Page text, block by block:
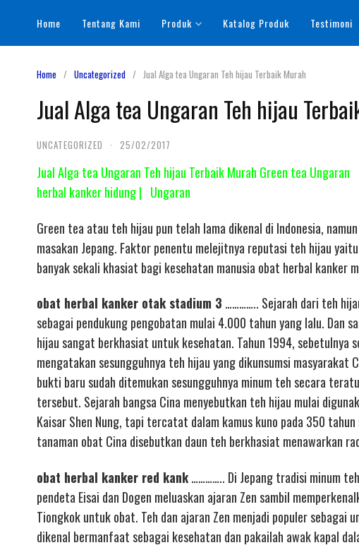
content
Home Tentang Kami Produk Katalog Produk Testimoni
Home Uncategorized Jual Alga tea Ungaran Teh hijau Terbaik Murah
Jual Alga tea Ungaran Teh hijau
UNCATEGORIZED · 25/02/2017
Jual Alga tea Ungaran Teh hijau Terbaik Murah Green tea
herbal kanker hidung | Ungaran
Green tea atau teh hijau pun telah lama dikenal di Indonesia,
masakan Jepang. Faktor penentu melejitnya reputasi teh hijau
banyak sekali khasiat bagi kesehatan manusia obat herbal kanker
obat herbal kanker otak stadium 3 ………….. Sejarah dari teh
sebagai pendukung pengobatan mulai 4.000 tahun yang lalu. Dan
hijau sangat berkhasiat untuk kesehatan. Tahun 1994,
mengatakan sesungguhnya teh hijau yang dikunsumsi
bukti baru sudah ditemukan sesungguhnya minum teh secara
tersebut. Sejarah bangsa Cina menyebutkan teh hijau mulai
Kaisar Shen Nung, tapi tercatat dalam kamus kuno pada 350
tanaman obat Cina disebutkan daun teh berkhasiat menawarkan
obat herbal kanker red kank………….. Di Jepang tradisi minum
pendeta Eisai dan Dogen meluaskan ajaran Zen sambil
Tiongkok untuk obat. Teh dan ajaran Zen menjadi populer
dikenal bermanfaat sebagai kesehatan dan pakailah awak kapal